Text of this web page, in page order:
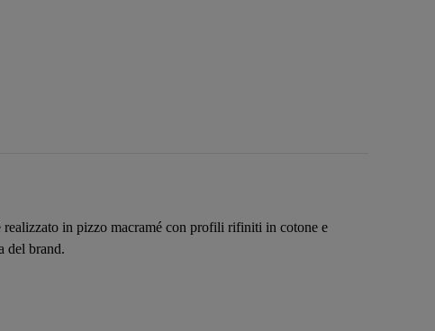
in pizzo macramé con profili rifiniti in cotone e
del brand.